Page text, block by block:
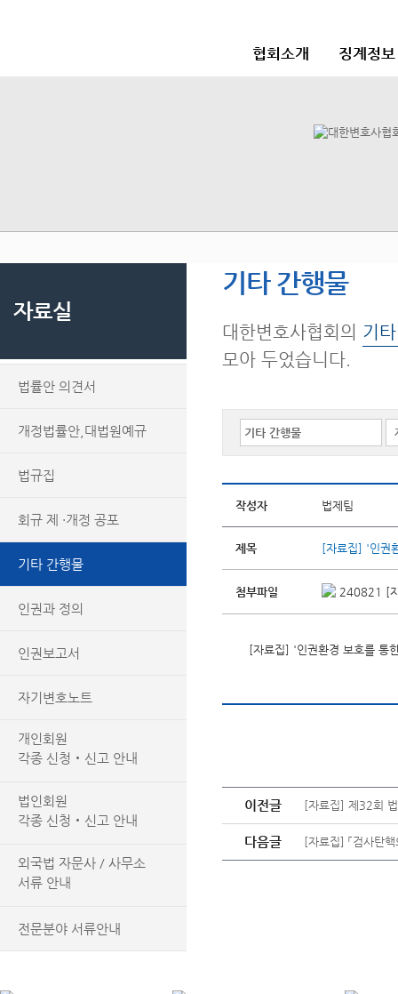
협회소개 징계정
자료실
법률안 의견서
개정법률안,대법원예규
법규집
회규 제 ·개정 공포
기타 간행물
인권과 정의
인권보고서
자기변호노트
개인회원
각종 신청‧신고 안내
법인회원
각종 신청‧신고 안내
외국법 자문사 / 사무소
서류 안내
전문분야 서류안내
기타 간행물
대한변호사협회의 기
모아 두었습니다.
작성자 법제팀
제목 [자료집] '인권
첨부파일 240821 [
[자료집] '인권환경 보호를 통
이전글 [자료집] 제32회
다음글 [자료집] 「검사탄